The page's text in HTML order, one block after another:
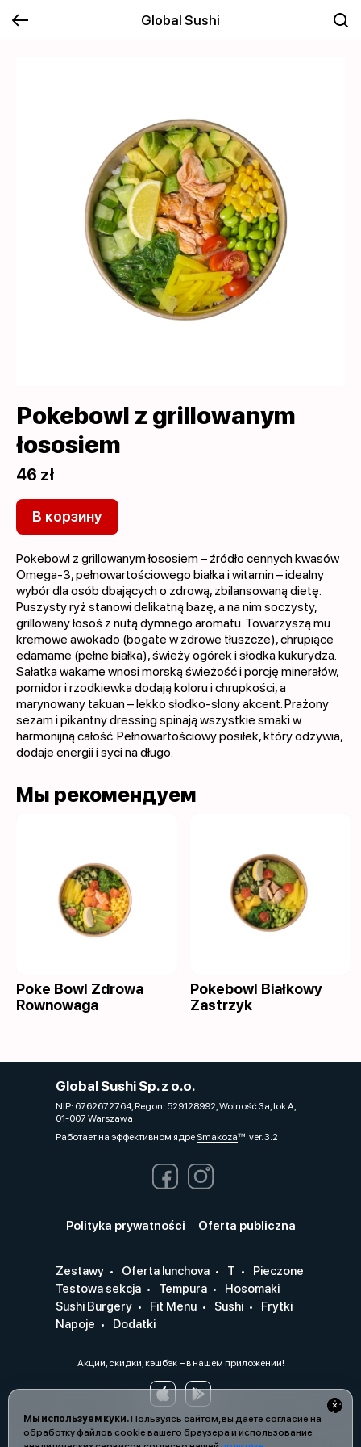
Global Sushi
Мы используем куки.Пользуясь сайтом, вы даёте согласие на
обработку файлов cookie вашего браузера и использование
Pokebowl z grillowanym
łososiem
46 zł
В корзину
Pokebowl z grillowanym łososiem – źródło cennych kwasów
Omega-3, pełnowartościowego białka i witamin – idealny
wybór dla osób dbających o zdrową, zbilansowaną dietę.
Puszysty ryż stanowi delikatną bazę, a na nim soczysty,
grillowany łosoś z nutą dymnego aromatu. Towarzyszą mu
kremowe awokado (bogate w zdrowe tłuszcze), chrupiące
edamame (pełne białka), świeży ogórek i słodka kukurydza.
Sałatka wakame wnosi morską świeżość i porcję minerałów,
pomidor i rzodkiewka dodają koloru i chrupkości, a
marynowany takuan – lekko słodko-słony akcent. Prażony
sezam i pikantny dressing spinają wszystkie smaki w
harmonijną całość. Pełnowartościowy posiłek, który odżywia,
dodaje energii i syci na długo.
Мы рекомендуем
Poke Bowl Zdrowa
Rownowaga
Pokebowl Białkowy
Zastrzyk
Global Sushi Sp. z o.o.
NIP: 6762672764, Regon: 529128992, Wolność 3a, lok A,
01-007 Warszawa
Работает на эффективном ядре Smakozaver. 3.2
Polityka prywatności Oferta publiczna
Zestawy Oferta lunchova T
Pieczone
Testowa sekcja
Tempura
Hosomaki
Sushi Burgery
Fit Menu Sushi
Frytki
Napoje
Dodatki
Акции, скидки, кэшбэк − в нашем приложении!